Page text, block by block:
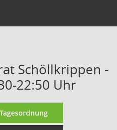
Schöllkrippen -
22:50 Uhr
Tagesordnung